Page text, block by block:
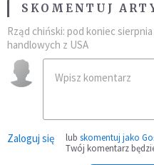
SKOMENTUJ
Rząd chiński: pod koniec
handlowych z USA
Zaloguj się lub skomentuj jako
Twój komentarz